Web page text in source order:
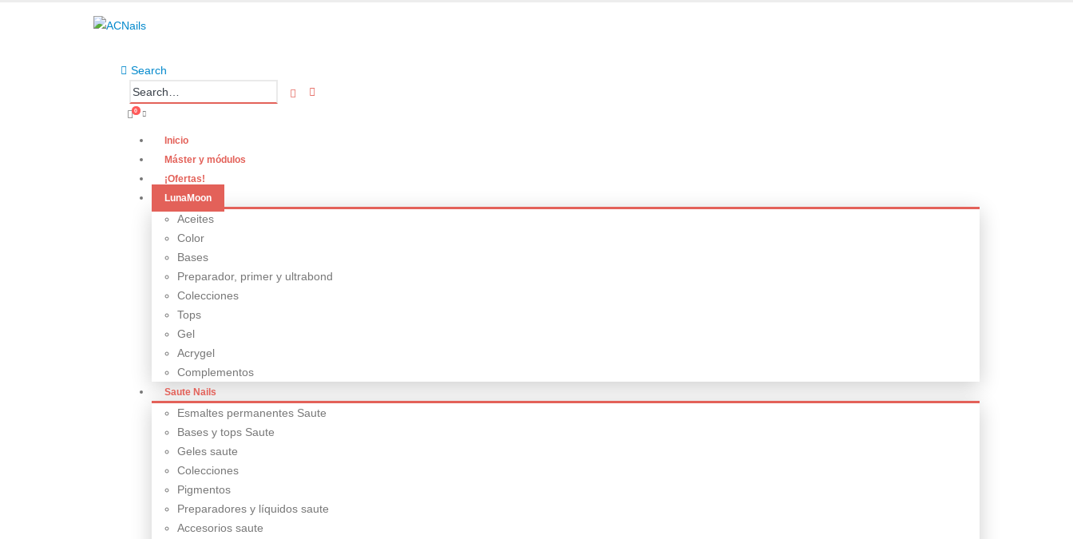
Search
0
Inicio
Máster y módulos
¡Ofertas!
LunaMoon
Aceites
Color
Bases
Preparador, primer y ultrabond
Colecciones
Tops
Gel
Acrygel
Complementos
Saute Nails
Esmaltes permanentes Saute
Bases y tops Saute
Geles saute
Colecciones
Pigmentos
Preparadores y líquidos saute
Accesorios saute